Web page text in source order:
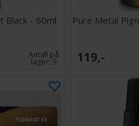
Black - 60ml
Antall på
lager:9
Pure Metal
119,-